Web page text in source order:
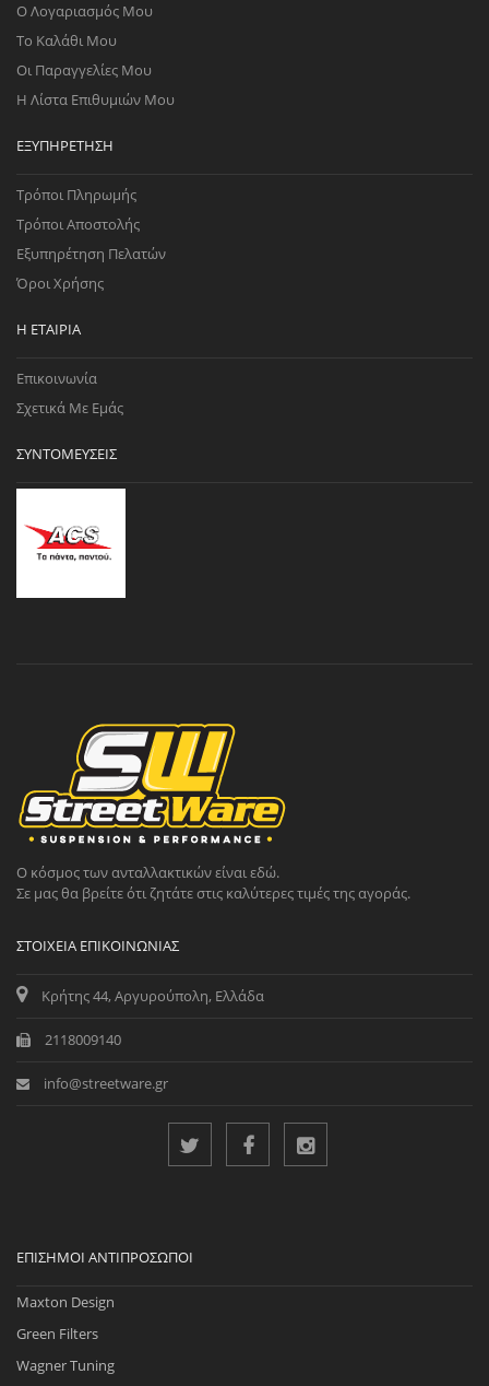
Ο Λογαριασμός Μου
Το Καλάθι Μου
Οι Παραγγελίες Μου
Η Λίστα Επιθυμιών Μου
ΕΞΥΠΗΡΈΤΗΣΗ
Τρόποι Πληρωμής
Τρόποι Αποστολής
Εξυπηρέτηση Πελατών
Όροι Χρήσης
Η ΕΤΑΙΡΊΑ
Επικοινωνία
Σχετικά Με Εμάς
ΣΥΝΤΟΜΕΎΣΕΙΣ
Ο κόσμος των ανταλλακτικών είναι εδώ.
Σε μας θα βρείτε ότι ζητάτε στις καλύτερες τιμές της αγοράς.
ΣΤΟΙΧΕΊΑ ΕΠΙΚΟΙΝΩΝΊΑΣ
Κρήτης 44, Αργυρούπολη, Ελλάδα
2118009140
info@streetware.gr
ΕΠΊΣΗΜΟΙ ΑΝΤΙΠΡΌΣΩΠΟΙ
Maxton Design
Green Filters
Wagner Tuning